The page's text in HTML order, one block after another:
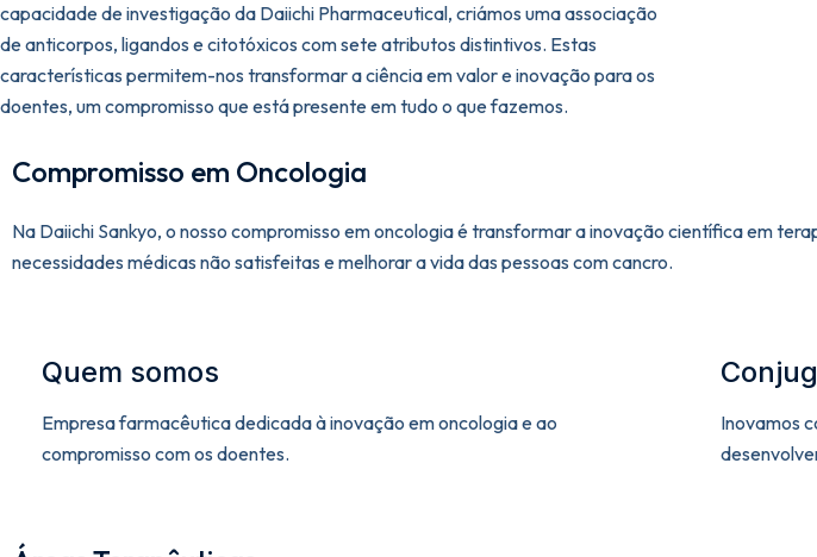
capacidade de investigação da Daiichi Pharmaceutical, criámos uma associação
de anticorpos, ligandos e citotóxicos com sete atributos distintivos. Estas
características permitem-nos transformar a ciência em valor e inovação para os
doentes, um compromisso que está presente em tudo o que fazemos.
Compromisso em Oncologia
Na Daiichi Sankyo, o nosso compromisso em oncologia é transformar a inovação científica em
necessidades médicas não satisfeitas e melhorar a vida das pessoas com cancro.
Quem somos
Empresa farmacêutica dedicada à inovação em oncologia e ao
compromisso com os doentes.
Inovamos